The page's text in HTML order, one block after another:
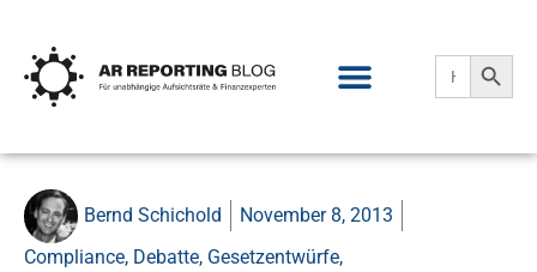
Search
for:
Bernd Schichold
November 8, 2013
Compliance, Debatte, Gesetzentwürfe,